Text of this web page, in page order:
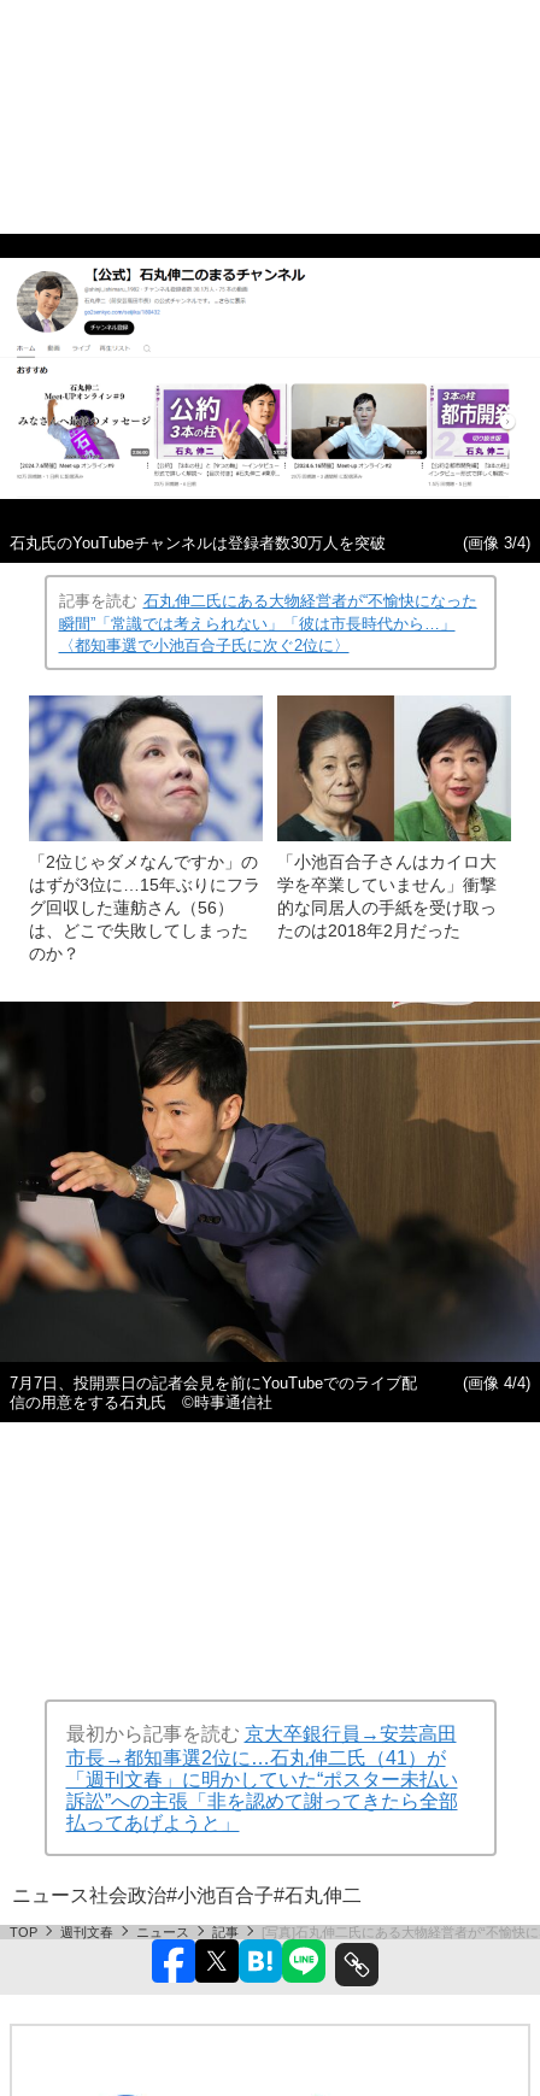
石丸氏のYouTubeチャンネルは登録者数30万人を突破 (画像 3/4)
記事を読む 石丸伸二氏にある大物経営者が“不愉快になった
瞬間”「常識では考えられない」「彼は市長時代から…」
〈都知事選で小池百合子氏に次ぐ2位に〉
「2位じゃダメなんですか」の
はずが3位に…15年ぶりにフラ
グ回収した蓮舫さん（56）
は、どこで失敗してしまった
のか？
「小池百合子さんはカイロ大
学を卒業していません」衝撃
的な同居人の手紙を受け取っ
たのは2018年2月だった
7月7日、投開票日の記者会見を前にYouTubeでのライブ配
信の用意をする石丸氏 ©時事通信社
(画像 4/4)
最初から記事を読む 京大卒銀行員→安芸高田
市長→都知事選2位に…石丸伸二氏（41）が
「週刊文春」に明かしていた“ポスター未払い
訴訟”への主張「非を認めて謝ってきたら全部
払ってあげようと」
ニュース社会政治#小池百合子#石丸伸二
TOP 週刊文春 ニュース 記事 [写真]石丸伸二氏にある大物経営者が“不愉快